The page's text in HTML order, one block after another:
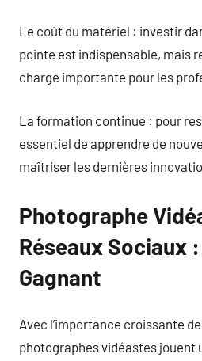
Le coût du matériel : investir
pointe est indispensable, mais
charge importante pour les
La formation continue : pour
essentiel de apprendre de
maîtriser les dernières
Photographe
Réseaux Sociaux :
Gagnant
Avec l’importance croissante
photographes vidéastes jouent